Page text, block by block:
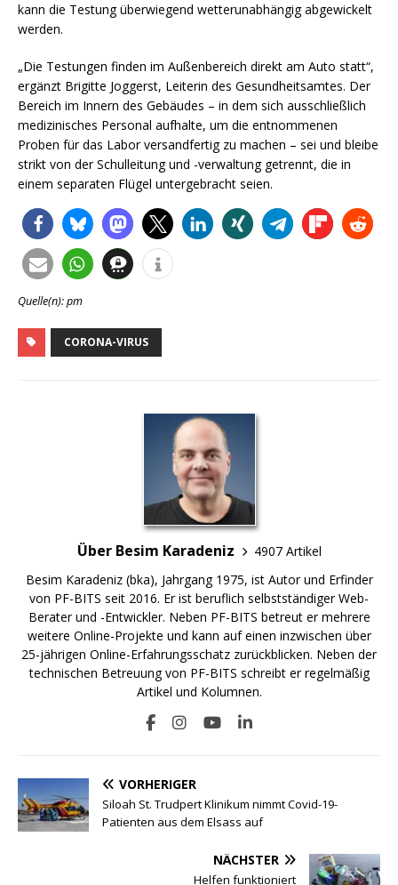
kann die Testung überwiegend wetterunabhängig abgewickelt
werden.
„Die Testungen finden im Außenbereich direkt am Auto statt“,
ergänzt Brigitte Joggerst, Leiterin des Gesundheitsamtes. Der
Bereich im Innern des Gebäudes – in dem sich ausschließlich
medizinisches Personal aufhalte, um die entnommenen
Proben für das Labor versandfertig zu machen – sei und bleibe
strikt von der Schulleitung und -verwaltung getrennt, die in
einem separaten Flügel untergebracht seien.
Quelle(n): pm
CORONA-VIRUS
Über Besim Karadeniz
4907 Artikel
Besim Karadeniz (bka), Jahrgang 1975, ist Autor und Erfinder
von PF-BITS seit 2016. Er ist beruflich selbstständiger Web-
Berater und -Entwickler. Neben PF-BITS betreut er mehrere
weitere Online-Projekte und kann auf einen inzwischen über
25-jährigen Online-Erfahrungsschatz zurückblicken. Neben der
technischen Betreuung von PF-BITS schreibt er regelmäßig
Artikel und Kolumnen.
VORHERIGER
Siloah St. Trudpert Klinikum nimmt Covid-19-
Patienten aus dem Elsass auf
NÄCHSTER
Helfen funktioniert